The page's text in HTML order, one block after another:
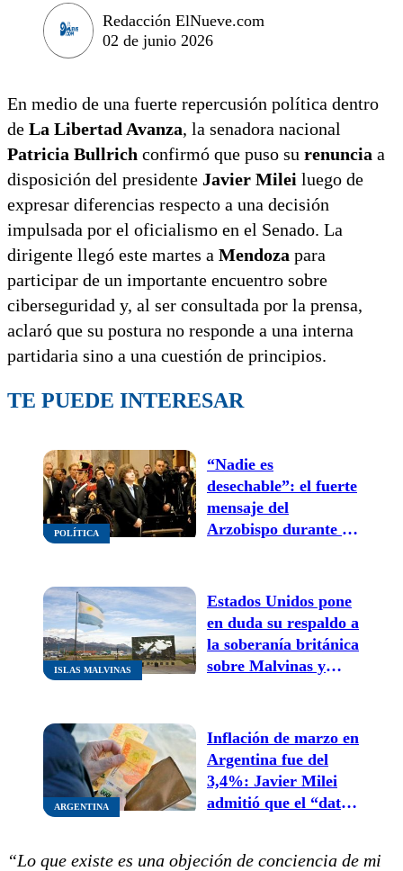
Redacción ElNueve.com
02 de junio 2026
En medio de una fuerte repercusión política dentro
de La Libertad Avanza, la senadora nacional
Patricia Bullrich confirmó que puso su renuncia a
disposición del presidente Javier Milei luego de
expresar diferencias respecto a una decisión
impulsada por el oficialismo en el Senado. La
dirigente llegó este martes a Mendoza para
participar de un importante encuentro sobre
ciberseguridad y, al ser consultada por la prensa,
aclaró que su postura no responde a una interna
partidaria sino a una cuestión de principios.
TE PUEDE INTERESAR
POLÍTICA
“Nadie es
desechable”: el fuerte
mensaje del
Arzobispo durante el
ISLAS MALVINAS
Estados Unidos pone
en duda su respaldo a
la soberanía británica
sobre Malvinas y
como nunca”
ARGENTINA
Inflación de marzo en
Argentina fue del
3,4%: Javier Milei
admitió que el “dato
“Lo que existe es una objeción de conciencia de mi